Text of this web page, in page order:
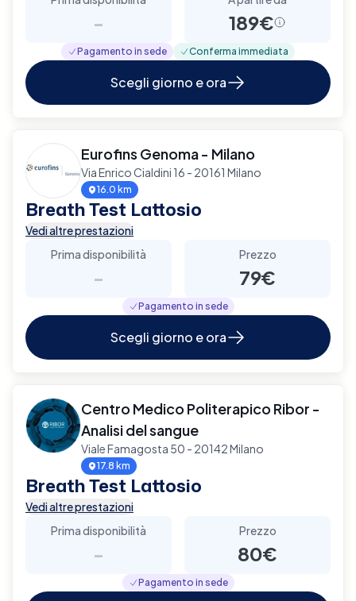
- 189€
Pagamento in sede Conferma immediata
Scegli giorno e ora
Eurofins Genoma - Milano
Via Enrico Cialdini 16 - 20161 Milano
16.0 km
Breath Test Lattosio
Vedi altre prestazioni
Prima disponibilità
-
Prezzo
79€
Pagamento in sede
Scegli giorno e ora
Centro Medico Politerapico Ribor -
Analisi del sangue
Viale Famagosta 50 - 20142 Milano
17.8 km
Breath Test Lattosio
Vedi altre prestazioni
Prima disponibilità
-
Prezzo
80€
Pagamento in sede